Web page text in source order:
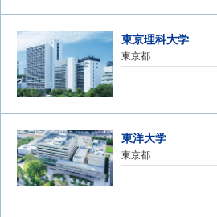
東京理科大学
東京都
東洋大学
東京都